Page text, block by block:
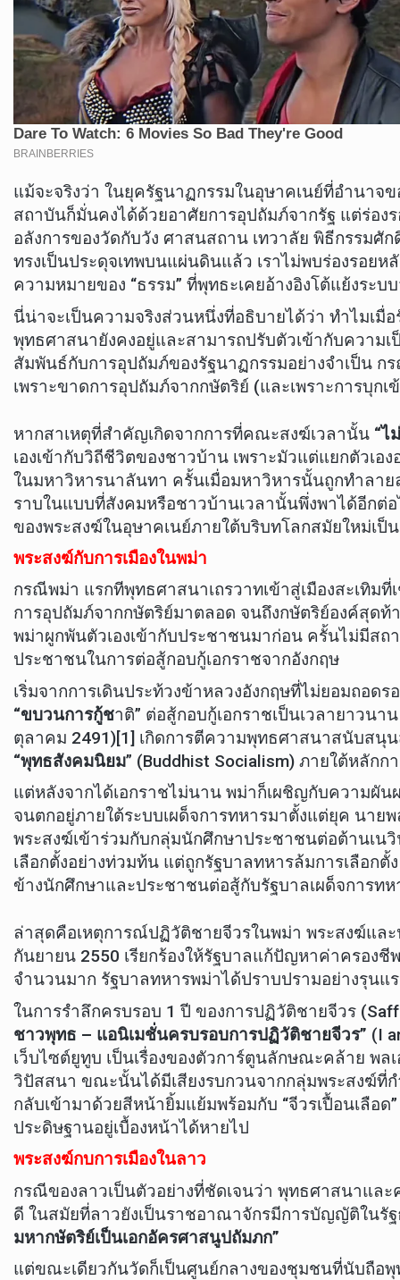
แม้จะจริงว่า ในยุครัฐนาฏกรรมในอุษาคเนย์ที่อำนา
สถาบันก็มั่นคงได้ด้วยอาศัยการอุปถัมภ์จากรัฐ แต่ร่อ
อลังการของวัดกับวัง ศาสนสถาน เทวาลัย พิธีกรรม
ทรงเป็นประดุจเทพบนแผ่นดินแล้ว เราไม่พบร่องรอย
ความหมายของ “ธรรม” ที่พุทธะเคยอ้างอิงโต้แย้งระ
นี่น่าจะเป็นความจริงส่วนหนึ่งที่อธิบายได้ว่า ทำไมเ
พุทธศาสนายังคงอยู่และสามารถปรับตัวเข้ากับความ
สัมพันธ์กับการอุปถัมภ์ของรัฐนาฏกรรมอย่างจำเป็น
เพราะขาดการอุปถัมภ์จากกษัตริย์ (และเพราะการบุก
หากสาเหตุที่สำคัญเกิดจากการที่คณะสงฆ์เวลานั้น “ไ
เองเข้ากับวิถีชีวิตของชาวบ้าน เพราะมัวแต่แยกตัวเ
ในมหาวิหารนาลันทา ครั้นเมื่อมหาวิหารนั้นถูกทำลา
ราบในแบบที่สังคมหรือชาวบ้านเวลานั้นพึ่งพาได้อีก
ของพระสงฆ์ในอุษาคเนย์ภายใต้บริบทโลกสมัยใหม่เป็
พระสงฆ์กับการเมืองในพม่า
กรณีพม่า แรกทีพุทธศาสนาเถรวาทเข้าสู่เมืองสะเทิ
การอุปถัมภ์จากกษัตริย์มาตลอด จนถึงกษัตริย์องค์สุด
พม่าผูกพันตัวเองเข้ากับประชาชนมาก่อน ครั้นไม่มีส
ประชาชนในการต่อสู้กอบกู้เอกราชจากอังกฤษ
เริ่มจากการเดินประท้วงข้าหลวงอังกฤษที่ไม่ยอมถอดร
“ขบวนการกู้ชาติ” ต่อสู้กอบกู้เอกราชเป็นเวลายาวน
ตุลาคม 2491)[1] เกิดการตีความพุทธศาสนาสนับสนุ
“พุทธสังคมนิยม” (Buddhist Socialism) ภายใต้หลัก
แต่หลังจากได้เอกราชไม่นาน พม่าก็เผชิญกับความผัน
จนตกอยู่ภายใต้ระบบเผด็จการทหารมาตั้งแต่ยุค นาย
พระสงฆ์เข้าร่วมกับกลุ่มนักศึกษาประชาชนต่อต้านเน
เลือกตั้งอย่างท่วมท้น แต่ถูกรัฐบาลทหารล้มการเลือก
ข้างนักศึกษาและประชาชนต่อสู้กับรัฐบาลเผด็จการทห
ล่าสุดคือเหตุการณ์ปฏิวัติชายจีวรในพม่า พระสงฆ์แล
กันยายน 2550 เรียกร้องให้รัฐบาลแก้ปัญหาค่าครอง
จำนวนมาก รัฐบาลทหารพม่าได้ปราบปรามอย่างรุน
ในการรำลึกครบรอบ 1 ปี ของการปฏิวัติชายจีวร
ชาวพุทธ – แอนิเมชั่นครบรอบการปฏิวัติชายจีวร” (I
เว็บไซต์ยูทูบ เป็นเรื่องของตัวการ์ตูนลักษณะคล้าย พ
วิปัสสนา ขณะนั้นได้มีเสียงรบกวนจากกลุ่มพระสงฆ์ที่ก
กลับเข้ามาด้วยสีหน้ายิ้มแย้มพร้อมกับ “จีวรเปื้อนเลือ
ประดิษฐานอยู่เบื้องหน้าได้หายไป
พระสงฆ์กบการเมืองในลาว
กรณีของลาวเป็นตัวอย่างที่ชัดเจนว่า พุทธศาสนาแล
ดี ในสมัยที่ลาวยังเป็นราชอาณาจักรมีการบัญญัติในรั
มหากษัตริย์เป็นเอกอัครศาสนูปถัมภก”
แต่ขณะเดียวกันวัดก็เป็นศูนย์กลางของชุมชนที่นับถือ